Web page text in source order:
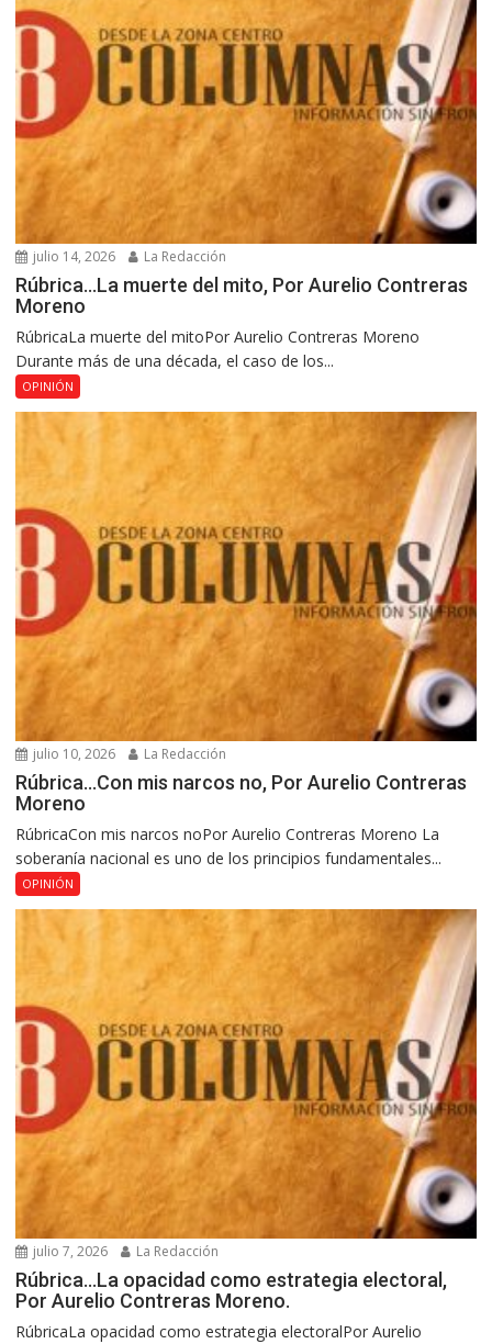
julio 14, 2026 La Redacción
Rúbrica…La muerte del mito, Por Aurelio Contreras
Moreno
RúbricaLa muerte del mitoPor Aurelio Contreras Moreno
Durante más de una década, el caso de los...
OPINIÓN
julio 10, 2026 La Redacción
Rúbrica…Con mis narcos no, Por Aurelio Contreras
Moreno
RúbricaCon mis narcos noPor Aurelio Contreras Moreno La
soberanía nacional es uno de los principios fundamentales...
OPINIÓN
julio 7, 2026 La Redacción
Rúbrica…La opacidad como estrategia electoral,
Por Aurelio Contreras Moreno.
RúbricaLa opacidad como estrategia electoralPor Aurelio